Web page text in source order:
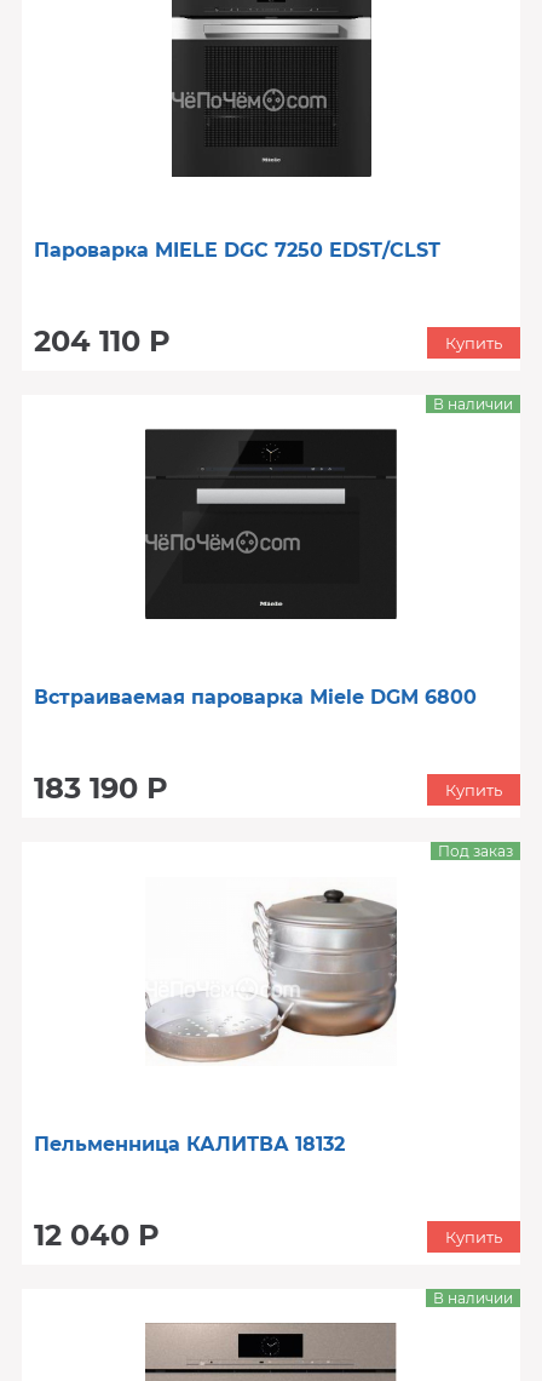
Пароварка MIELE DGC 7250 EDST/CLST
204 110 Р Купить
Встраиваемая пароварка Miele DGM 6800
183 190 Р
В наличии
Купить
Пельменница КАЛИТВА 18132
12 040 Р
Под заказ
Купить
В наличии